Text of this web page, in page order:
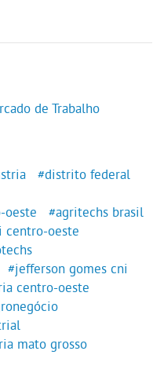
de Trabalho
#distrito federal
oeste
#agritechs brasil
centro-oeste
#jefferson gomes cni
centro-oeste
mato grosso